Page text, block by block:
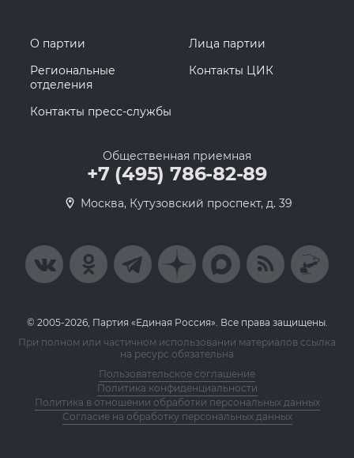
О партии
Лица партии
Региональные
отделения
Контакты ЦИК
Контакты пресс-службы
Общественная приемная
+7 (495) 786-82-89
Москва, Кутузовский проспект, д. 39
© 2005-2026, Партия «Единая Россия». Все права защищены.
При полном или частичном использовании материалов ссылка
на ресурс обязательна
Пользовательское соглашение
Политика конфиденциальности
Политика в отношении обработки персональных данных
Согласие на обработку персональных данных